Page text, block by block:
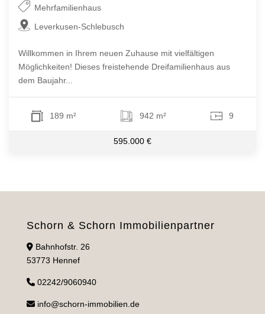
Mehrfamilienhaus
Leverkusen-Schlebusch
Willkommen in Ihrem neuen Zuhause mit vielfältigen
Möglichkeiten! Dieses freistehende Dreifamilienhaus aus
dem Baujahr...
189 m² 942 m² 9
595.000 €
Schorn & Schorn Immobilienpartner
Bahnhofstr. 26
53773 Hennef
02242/9060940
info@schorn-immobilien.de